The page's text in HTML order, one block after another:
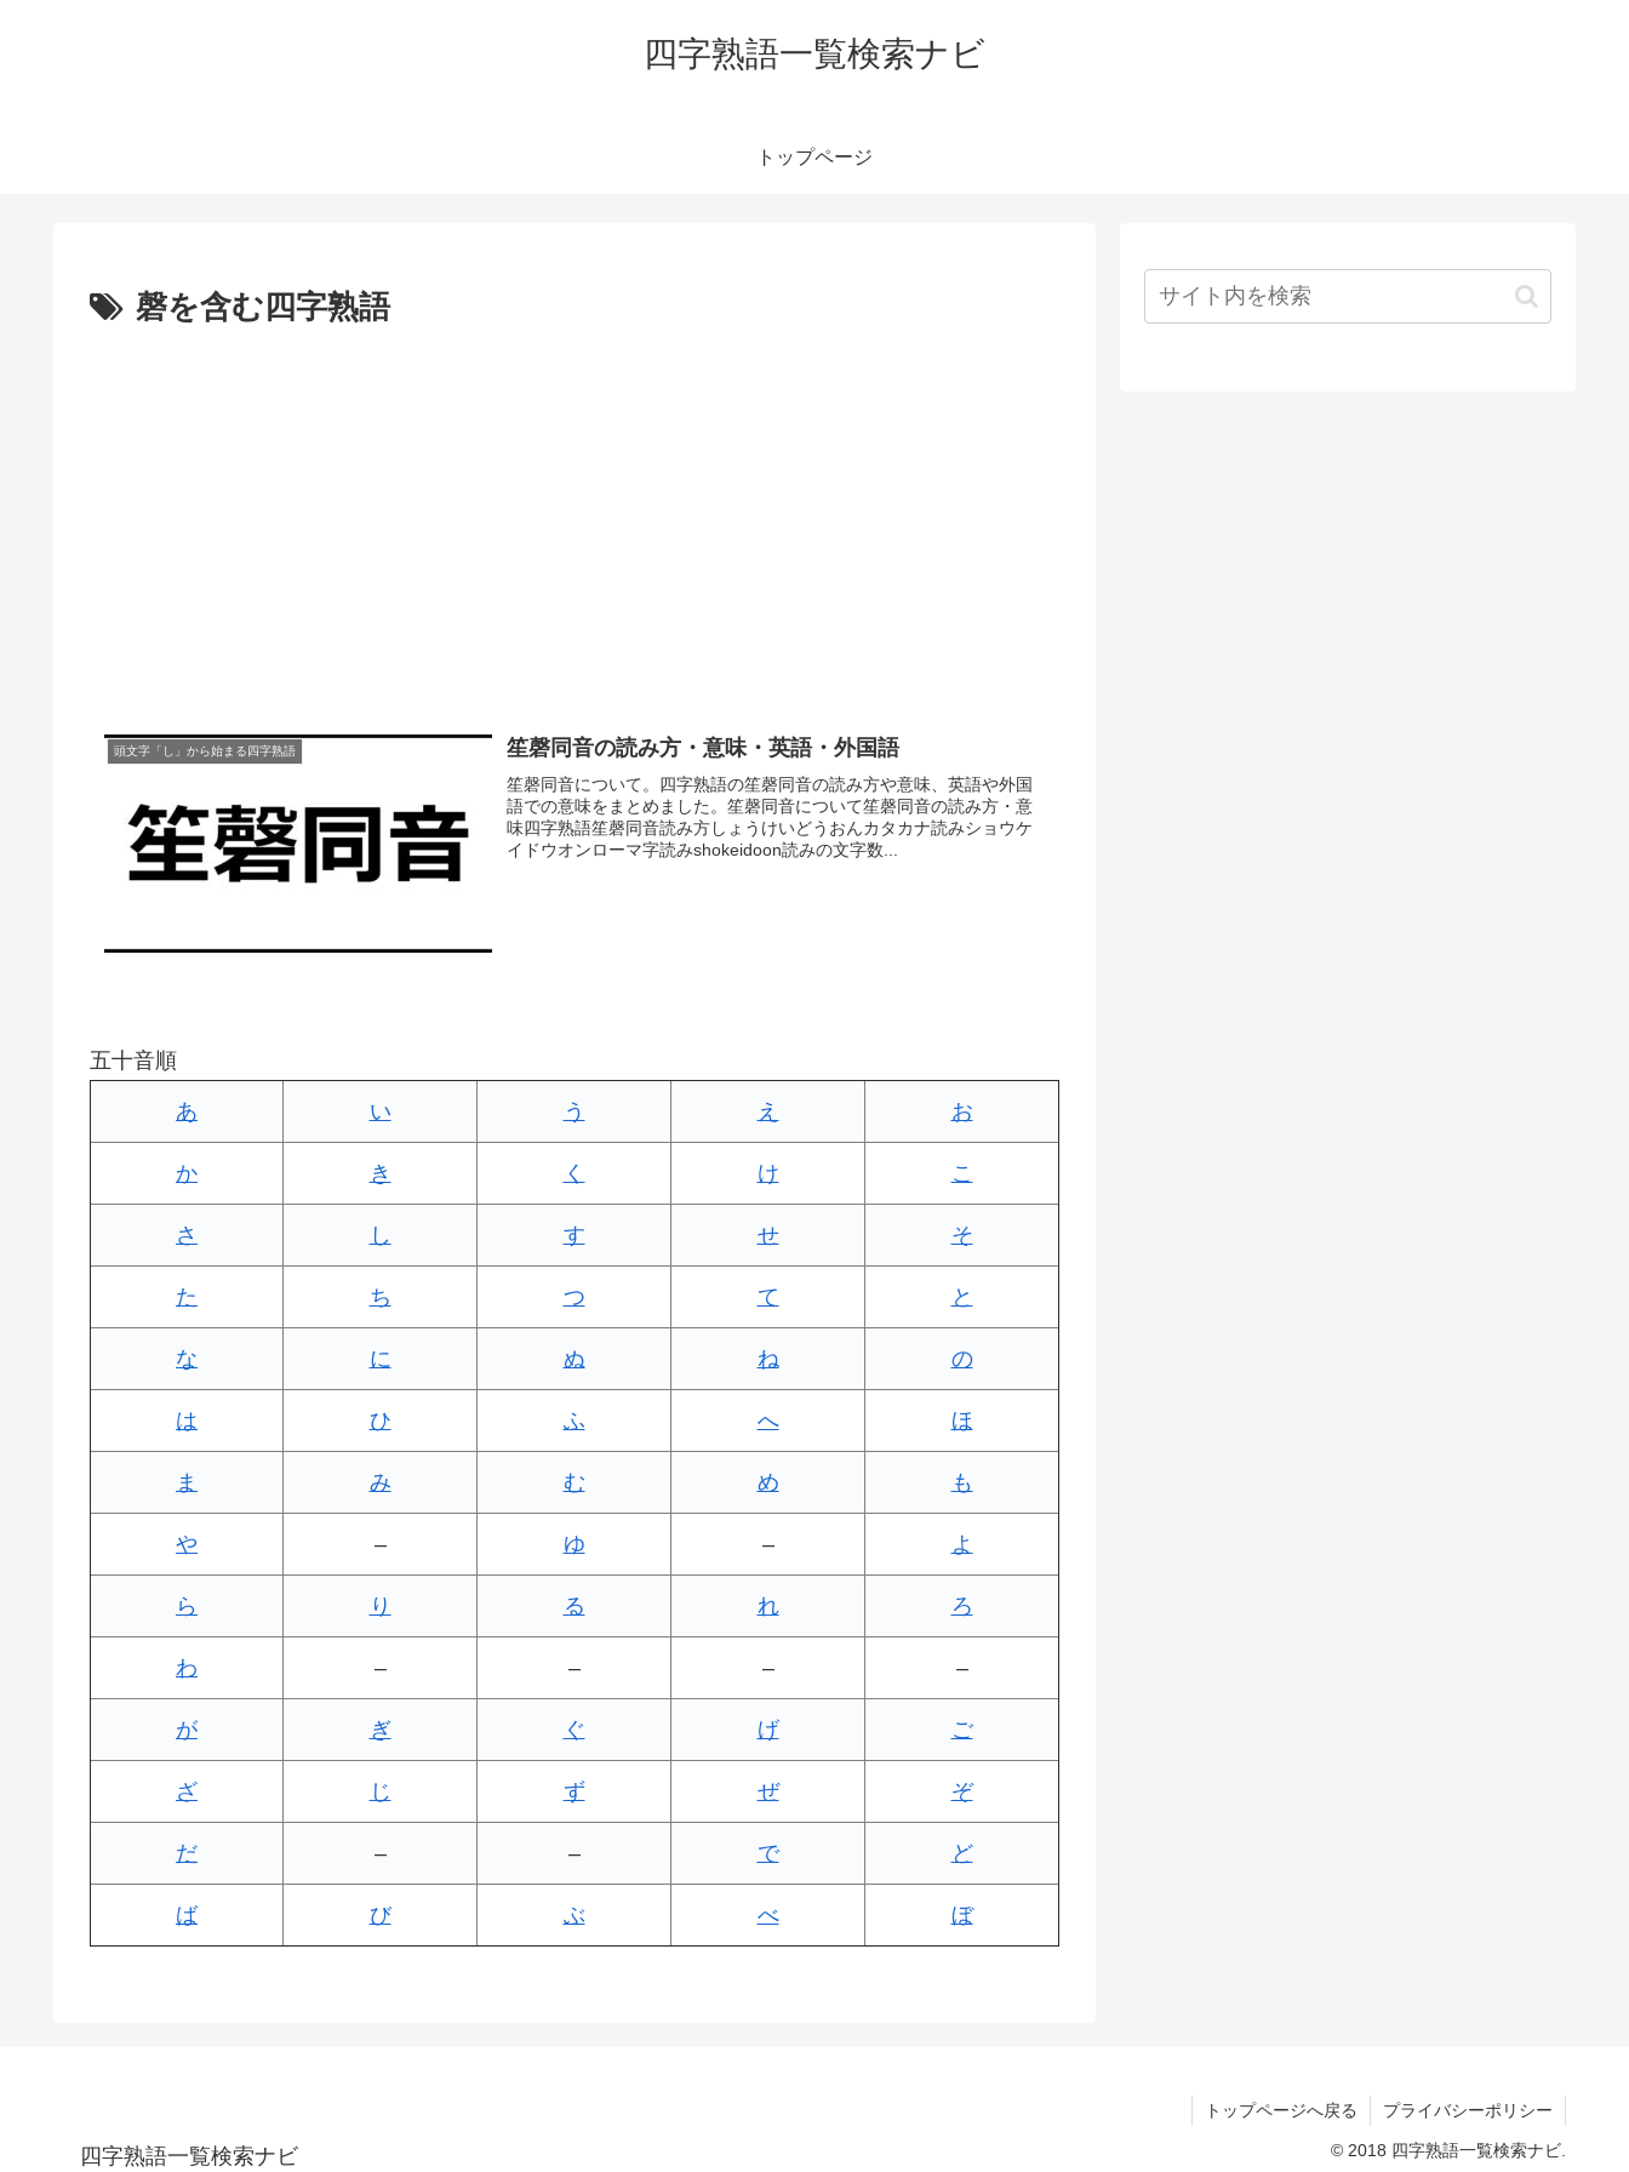
四字熟語一覧検索ナビ
トップページ
磬を含む四字熟語
頭文字「し」から始まる四字熟語 笙磬同音の読み方・意味・英語・外国語
笙磬同音について。四字熟語の笙磬同音の読み方や意味、英語や外国
語での意味をまとめました。笙磬同音について笙磬同音の読み方・意
味四字熟語笙磬同音読み方しょうけいどうおんカタカナ読みショウケ
イドウオンローマ字読みshokeidoon読みの文字数...
五十音順
あ い う え お
か き く け こ
さ し す せ そ
た ち つ て と
な に ぬ ね の
は ひ ふ へ ほ
ま み む め も
や – ゆ – よ
ら り る れ ろ
わ – – – –
が ぎ ぐ げ ご
ざ じ ず ぜ ぞ
だ – – で ど
ば び ぶ べ ぼ
四字熟語一覧検索ナビ
トップページへ戻る プライバシーポリシー
© 2018 四字熟語一覧検索ナビ.